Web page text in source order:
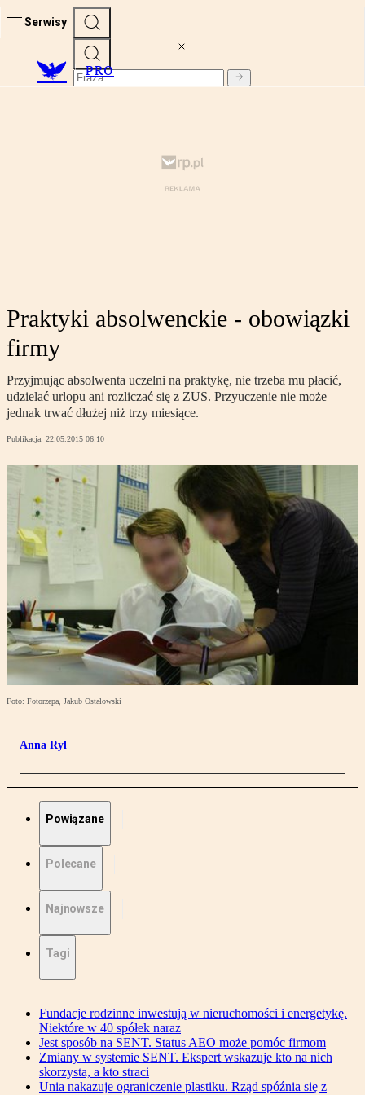
Serwisy
PRO
Praktyki absolwenckie - obowiązki
firmy
Przyjmując absolwenta uczelni na praktykę, nie trzeba mu płacić,
udzielać urlopu ani rozliczać się z ZUS. Przyuczenie nie może
jednak trwać dłużej niż trzy miesiące.
Publikacja: 22.05.2015 06:10
Foto: Fotorzepa, Jakub Ostałowski
Anna Ryl
Powiązane
Polecane
Najnowsze
Tagi
Fundacje rodzinne inwestują w nieruchomości i energetykę.
Niektóre w 40 spółek naraz
Jest sposób na SENT. Status AEO może pomóc firmom
Zmiany w systemie SENT. Ekspert wskazuje kto na nich
skorzysta, a kto straci
Unia nakazuje ograniczenie plastiku. Rząd spóźnia się z